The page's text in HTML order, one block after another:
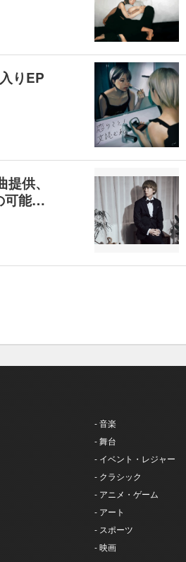
りEP
供、
可能…
- 音楽
- 舞台
- イベント・レジャー
- クラシック
- アニメ・ゲーム
- アート
- スポーツ
- 映画